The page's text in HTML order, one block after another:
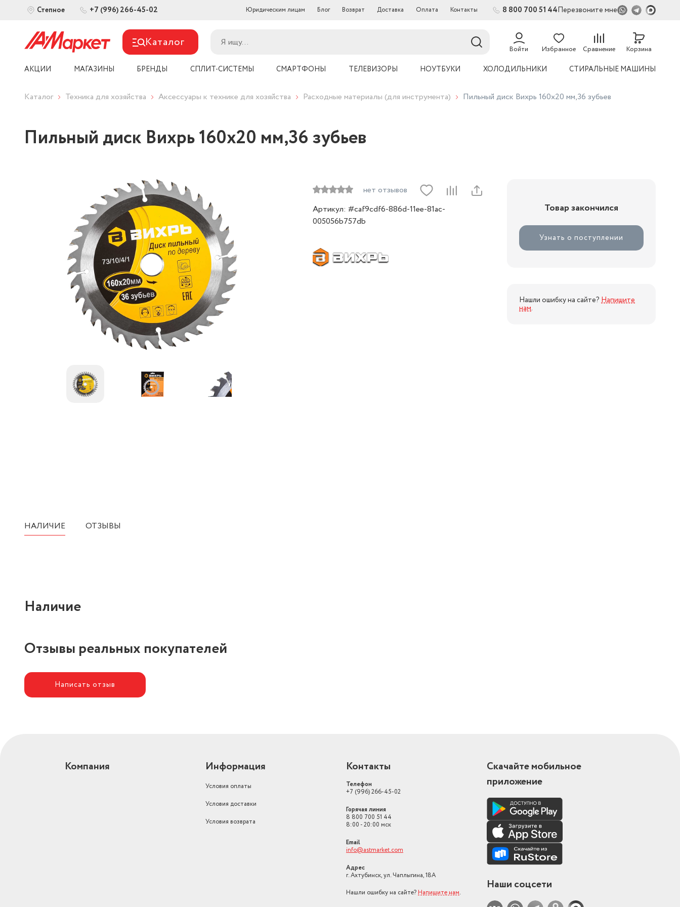
Степное +7 (996) 266-45-02 Юридическим лицам Блог Возврат Доставка Оплата Контакты 8 800 700 51 44Перезвоните мне
Каталог Войти Избранное Сравнение Корзина
АКЦИИ МАГАЗИНЫ БРЕНДЫ СПЛИТ-СИСТЕМЫ СМАРТФОНЫ ТЕЛЕВИЗОРЫ НОУТБУКИ ХОЛОДИЛЬНИКИ СТИРАЛЬНЫЕ МАШИНЫ
Каталог Техника для хозяйства Аксессуары к технике для хозяйства Расходные материалы (для инструмента) Пильный диск Вихрь 160х20 мм,36 зубьев
Пильный диск Вихрь 160х20 мм,36 зубьев
нет отзывов
Артикул: #caf9cdf6-886d-11ee-81ac-
005056b757db
Товар закончился
Узнать о поступлении
Нашли ошибку на сайте? Напишите
нам.
НАЛИЧИЕ ОТЗЫВЫ
Наличие
Отзывы реальных покупателей
Написать отзыв
Компания Информация
Условия оплаты
Условия доставки
Условия возврата
Контакты
Телефон
+7 (996) 266-45-02
Горячая линия
8 800 700 51 44
8:00 - 20:00 мск
Email
info@astmarket.com
Адрес
г. Ахтубинск, ул. Чаплыгина, 18А
Нашли ошибку на сайте? Напишите нам.
Скачайте мобильное
приложение
Наши соцсети